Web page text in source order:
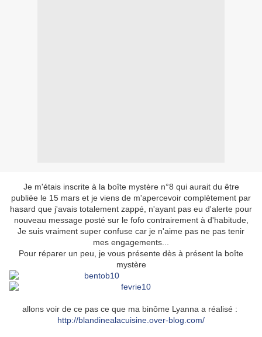
Je m'étais inscrite à la boîte mystère n°8 qui aurait du être
publiée le 15 mars et je viens de m'apercevoir complètement par
hasard que j'avais totalement zappé, n'ayant pas eu d'alerte pour
nouveau message posté sur le fofo contrairement à d'habitude,
Je suis vraiment super confuse car je n'aime pas ne pas tenir
mes engagements...
Pour réparer un peu, je vous présente dès à présent la boîte
mystère
allons voir de ce pas ce que ma binôme Lyanna a réalisé :
http://blandinealacuisine.over-blog.com/